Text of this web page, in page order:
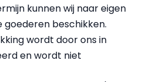
kunnen wij naar eigen
goederen beschikken.
wordt door ons in
en wordt niet